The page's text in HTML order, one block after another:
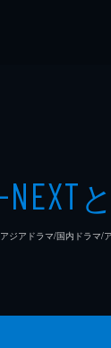
NEXT
アドラマ/国内ドラマ/